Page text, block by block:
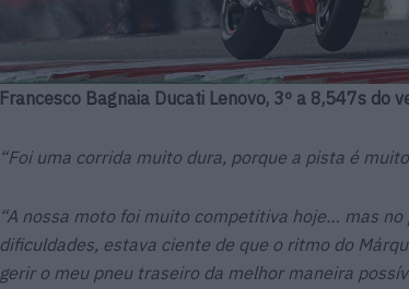
Francesco Bagnaia Ducati Lenovo, 3º a 8,547s do
“Foi uma corrida muito dura, porque a pista é
“A nossa moto foi muito competitiva hoje… mas
dificuldades, estava ciente de que o ritmo do
gerir o meu pneu traseiro da melhor maneira